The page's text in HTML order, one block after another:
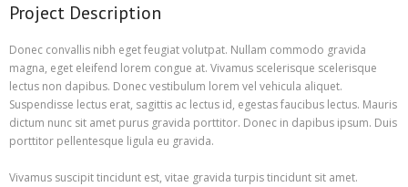
Project Description
Donec convallis nibh eget feugiat volutpat. Nullam commodo gravida
magna, eget eleifend lorem congue at. Vivamus scelerisque scelerisque
lectus non dapibus. Donec vestibulum lorem vel vehicula aliquet.
Suspendisse lectus erat, sagittis ac lectus id, egestas faucibus lectus. Mauris
dictum nunc sit amet purus gravida porttitor. Donec in dapibus ipsum. Duis
porttitor pellentesque ligula eu gravida.
Vivamus suscipit tincidunt est, vitae gravida turpis tincidunt sit amet.